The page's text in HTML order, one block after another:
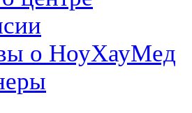
о НоуХауМед